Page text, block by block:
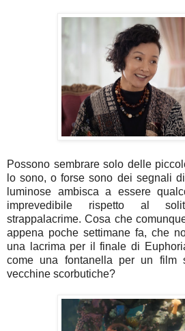
Possono sembrare solo delle
lo sono, o forse sono dei segnali
luminose ambisca a essere
imprevedibile rispetto al
strappalacrime. Cosa che
appena poche settimane fa, che
una lacrima per il finale di
come una fontanella per un
vecchine scorbutiche?